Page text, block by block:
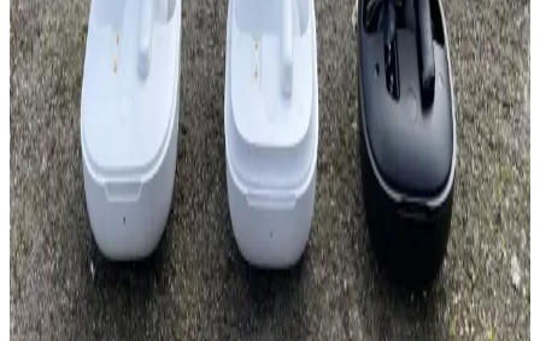
Açık hava etkinlikleri için dayanıklı ve yüksek ses çıkışlı taşınabilir
hoparlörler, uzun pil ömrü ve suya dayanıklılık özellikleriyle öne
çıkar. Bu rehberde, seçim kriterleri ve kullanım ipuçları
detaylandırılıyor.
Kablosuz Bluetooth Kulaklıklar ve Yüksek Ses
Kalitesi: Teknolojik Gelişmeler ve Seçim İpuçları
Kablosuz Bluetooth kulaklıklar hareket özgürlüğü ve yüksek ses
kalitesi ile öne çıkıyor. Güncel teknolojiler ve özellikler sayesinde
daha net ve kaliteli ses deneyimi mümkün oluyor.
Kablosuz Farelerin Temel Özellikleri ve Modeller
Arasındaki Farklar Analizi